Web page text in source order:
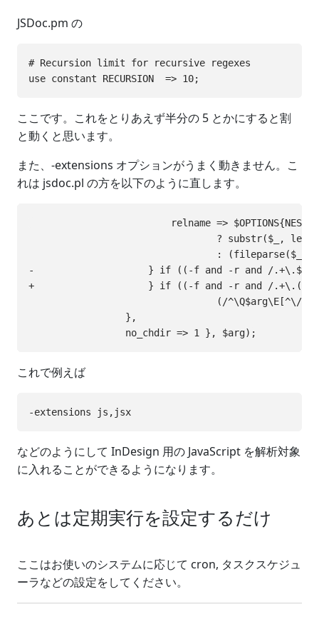
JSDoc.pm の
# Recursion limit for recursive regexes
ここです。これをとりあえず半分の 5 とかにすると割
と動くと思います。
また、-extensions オプションがうまく動きません。こ
れは jsdoc.pl の方を以下のように直します。
relname =>
? substr($_,
:
-                    } if ((-f and -r and /
+                    } if ((-f and -r and /
(/^\Q$arg\E[^\/
                 },
これで例えば
などのようにして InDesign 用の JavaScript を解析対象
に入れることができるようになります。
あとは定期実行を設定するだけ
ここはお使いのシステムに応じて cron, タスクスケジュ
ーラなどの設定をしてください。